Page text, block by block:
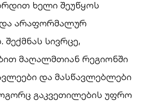
ხელი შეუწყოს
არაფორმალურ
სივრცე,
მაღალმთიან რეგიონში
და მასწავლებლები
გაკვეთილების უფრო